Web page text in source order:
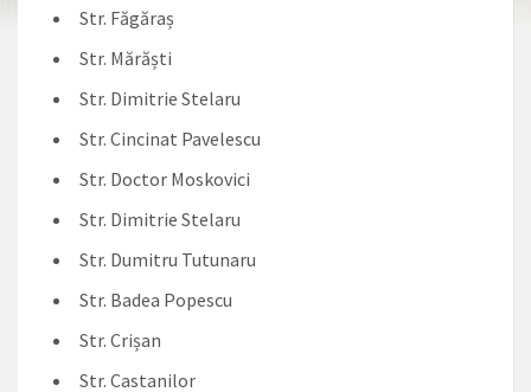
Str. Făgăraș
Str. Mărăști
Str. Dimitrie Stelaru
Str. Cincinat Pavelescu
Str. Doctor Moskovici
Str. Dimitrie Stelaru
Str. Dumitru Tutunaru
Str. Badea Popescu
Str. Crișan
Str. Castanilor